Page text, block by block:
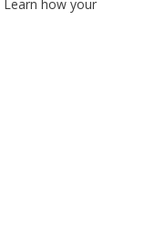
Learn how your